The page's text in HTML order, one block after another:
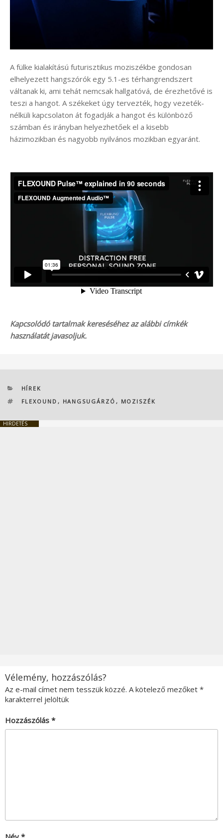
A fülke kialakítású futurisztikus moziszékbe gondosan
elhelyezett hangszórók egy 5.1-es térhangrendszert
váltanak ki, ami tehát nemcsak hallgatóvá, de érezhetővé is
teszi a hangot. A székeket úgy tervezték, hogy vezeték-
nélküli kapcsolaton át fogadják a hangot és különböző
számban és irányban helyezhetőek el a kisebb
házimozikban és nagyobb nyilvános mozikban egyaránt.
Kapcsolódó tartalmak kereséséhez az alábbi címkék
használatát javasoljuk.
KATEGÓRIÁK
HÍREK
CÍMKÉK
FLEXOUND , HANGSUGÁRZÓ , MOZISZÉK
HIRDETÉS
Vélemény, hozzászólás?
Az e-mail címet nem tesszük közzé. A kötelező mezőket *
karakterrel jelöltük
Hozzászólás *